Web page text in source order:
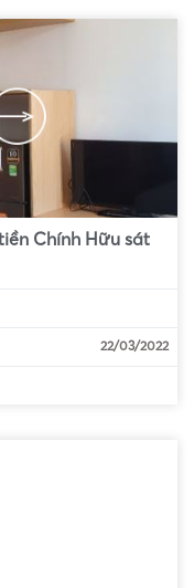
Chính Hữu sát
22/03/2022